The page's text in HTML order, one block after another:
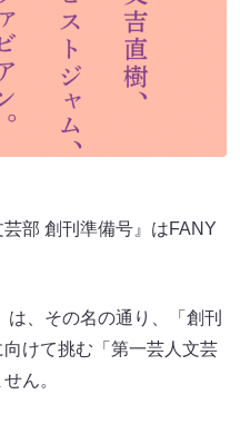
部 創刊準備号』はFANY
は、その名の通り、「創刊
けて挑む「第一芸人文芸
ん。